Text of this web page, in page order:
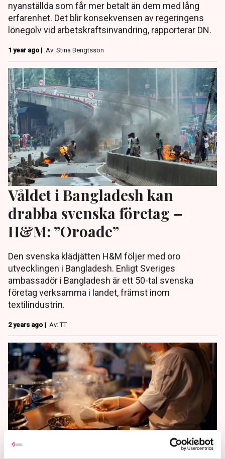
nyanställda som får mer betalt än dem med lång
erfarenhet. Det blir konsekvensen av regeringens
lönegolv vid arbetskraftsinvandring, rapporterar DN.
1 year ago | Av: Stina Bengtsson
Våldet i Bangladesh kan
drabba svenska företag –
H&M: ”Oroade”
Den svenska klädjätten H&M följer med oro
utvecklingen i Bangladesh. Enligt Sveriges
ambassadör i Bangladesh är ett 50-tal svenska
företag verksamma i landet, främst inom
textilindustrin.
2 years ago | Av: TT